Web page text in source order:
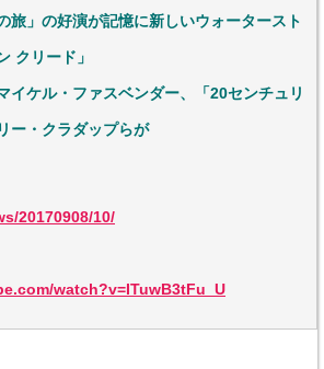
旅」の好演が記憶に新しいウォータースト
クリード」
イケル・ファスベンダー、「20センチュリ
ー・クラダップらが
20170908/10/
watch?v=ITuwB3tFu_U